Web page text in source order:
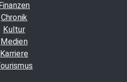
Finanzen
Chronik
Kultur
Medien
Karriere